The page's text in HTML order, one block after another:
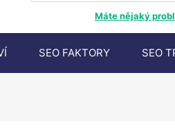
Máte nějaký
SEO FAKTORY SEO